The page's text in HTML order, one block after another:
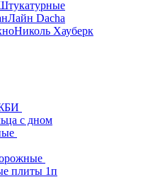
Dacha
Хауберк
с дном
плиты 1п